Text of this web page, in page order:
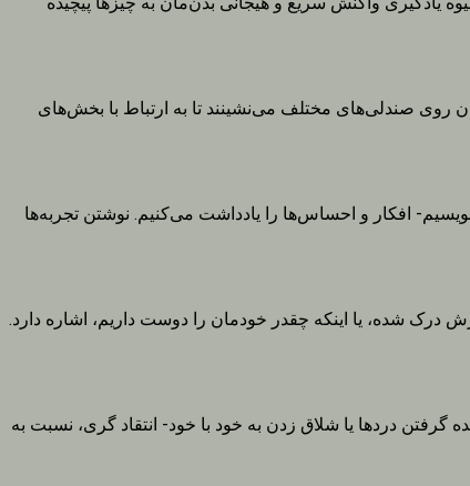
روی صندلی‌های مختلف می‌نشینند تا به ارتباط با بخش‌های
افکار و احساس‌ها را یادداشت می‌کنیم. نوشتن تجربه‌ها
شده، یا اینکه چقدر خودمان را دوست داریم، اشاره دارد.
دردها یا شلاق زدن به خود با خود- انتقاد گری، نسبت به